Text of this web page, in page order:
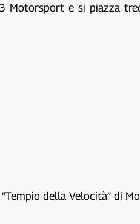
Motorsport e si piazza
della Velocità” di